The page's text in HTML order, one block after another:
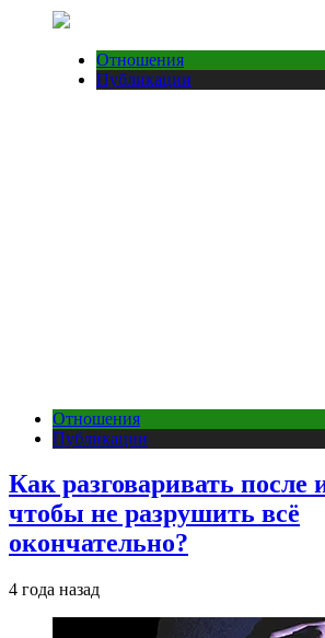
Отношения
Публикации
Отношения
Публикации
Как разговаривать после
чтобы не разрушить всё
окончательно?
4 года назад